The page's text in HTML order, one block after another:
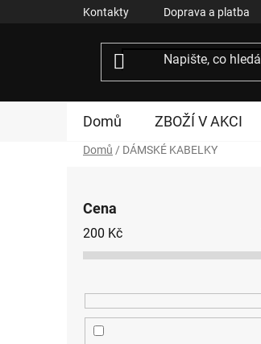
Kontakty Doprava a platba
Domů ZBOŽÍ V AKCI
Domů / DÁMSKÉ KABELKY
Cena
200 Kč